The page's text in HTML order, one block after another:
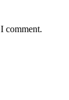
comment.